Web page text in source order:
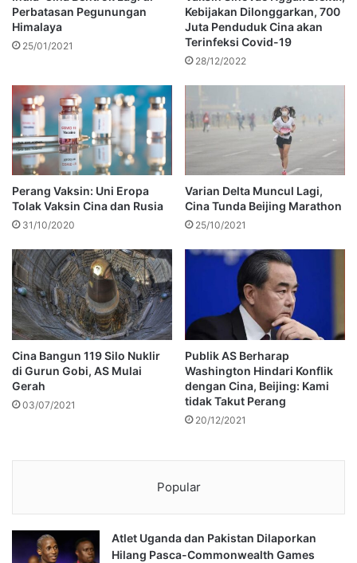
Perbatasan Pegunungan
Himalaya
25/01/2021
Kebijakan Dilonggarkan, 700
Juta Penduduk Cina akan
Terinfeksi Covid-19
28/12/2022
Perang Vaksin: Uni Eropa
Tolak Vaksin Cina dan Rusia
31/10/2020
Varian Delta Muncul Lagi,
Cina Tunda Beijing Marathon
25/10/2021
Cina Bangun 119 Silo Nuklir
di Gurun Gobi, AS Mulai
Gerah
03/07/2021
Publik AS Berharap
Washington Hindari Konflik
dengan Cina, Beijing: Kami
tidak Takut Perang
20/12/2021
Popular
Atlet Uganda dan Pakistan Dilaporkan
Hilang Pasca-Commonwealth Games